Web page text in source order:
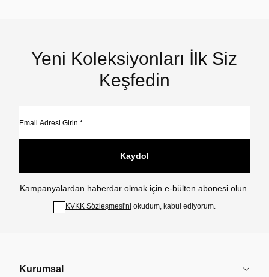
Yeni Koleksiyonları İlk Siz
Keşfedin
Kaydol
Kampanyalardan haberdar olmak için e-bülten abonesi olun.
KVKK Sözleşmesi'ni okudum, kabul ediyorum.
Kurumsal